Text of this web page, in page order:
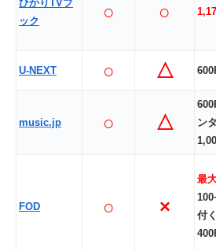
ひかりTVブ
ック
○ ○
U-NEXT ○ △
music.jp ○ △
ン
FOD ○ ×
最
付